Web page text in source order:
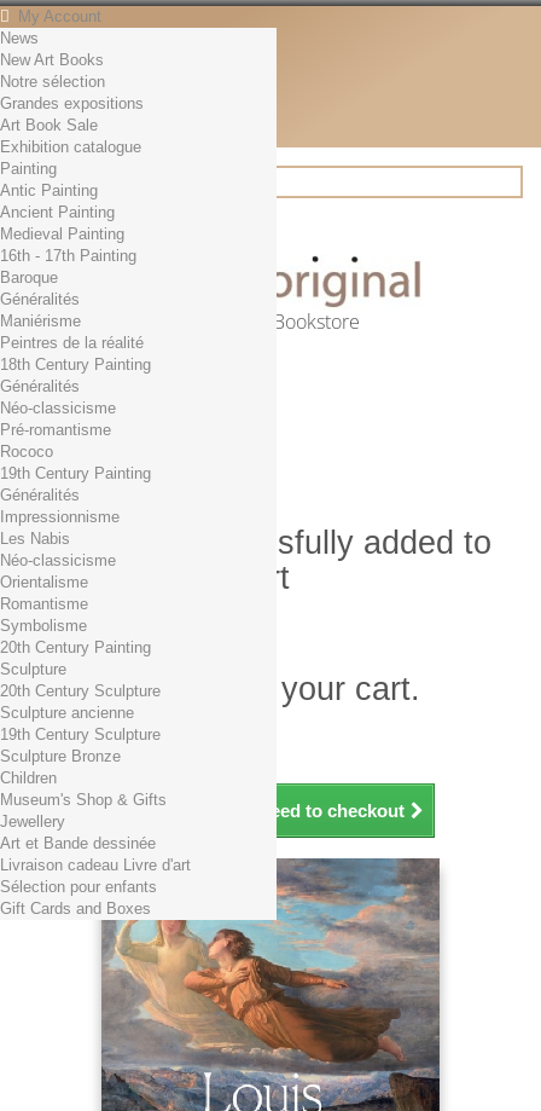
My Account
Contact
English
English
Français
News
Search
Online Art Bookstore
Cart (empty)
No products
Free shipping!
0,00 € Total
Check out
Product successfully added to
your shopping cart
Quantity
Total
There is 1 item in your cart.
Total products (tax incl.)
Total shipping TTC
Total (tax incl.)
Continue shopping Proceed to checkout
News
New Art Books
Notre sélection
Grandes expositions
Art Book Sale
Exhibition catalogue
Painting
Antic Painting
Ancient Painting
Medieval Painting
16th - 17th Painting
Baroque
Généralités
Maniérisme
Peintres de la réalité
18th Century Painting
Généralités
Néo-classicisme
Pré-romantisme
Rococo
19th Century Painting
Généralités
Impressionnisme
Les Nabis
Néo-classicisme
Orientalisme
Romantisme
Symbolisme
20th Century Painting
Sculpture
20th Century Sculpture
Sculpture ancienne
19th Century Sculpture
Sculpture Bronze
Children
Museum's Shop & Gifts
Jewellery
Art et Bande dessinée
Livraison cadeau Livre d'art
Sélection pour enfants
Gift Cards and Boxes